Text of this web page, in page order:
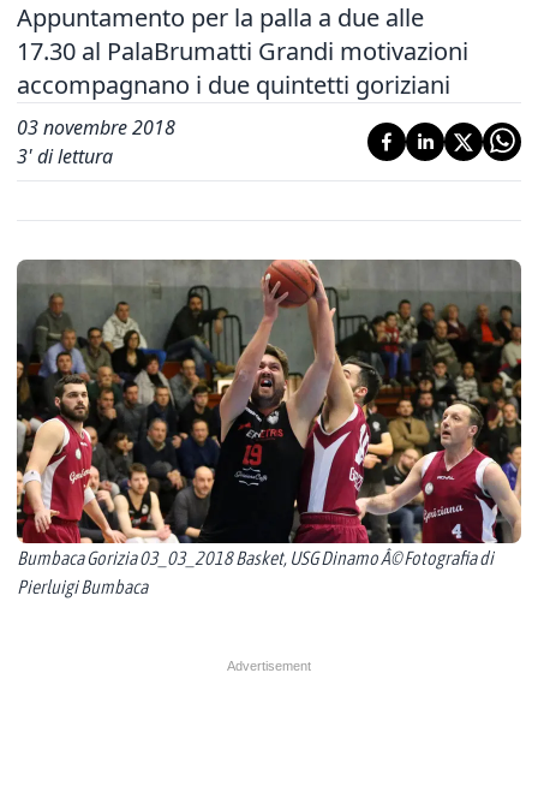
Appuntamento per la palla a due alle
17.30 al PalaBrumatti Grandi motivazioni
accompagnano i due quintetti goriziani
03 novembre 2018
3' di lettura
Bumbaca Gorizia 03_03_2018 Basket, USG Dinamo Â© Fotografia di
Pierluigi Bumbaca